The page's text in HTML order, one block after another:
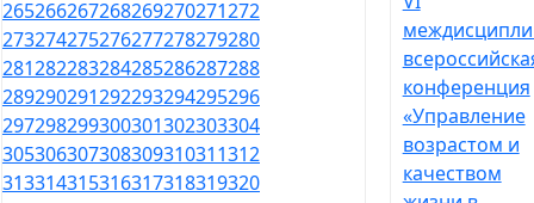
265266267268269270271272
273274275276277278279280
281282283284285286287288
289290291292293294295296
297298299300301302303304
305306307308309310311312
313314315316317318319320
конференция
«Управление
возрастом и
качеством